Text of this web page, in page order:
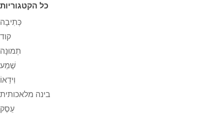
כל הקטגוריות
כְּתִיבָה
קוד
תְמוּנָה
שֶׁמַע
וִידֵאוֹ
בינה מלאכותית
עֵסֶק